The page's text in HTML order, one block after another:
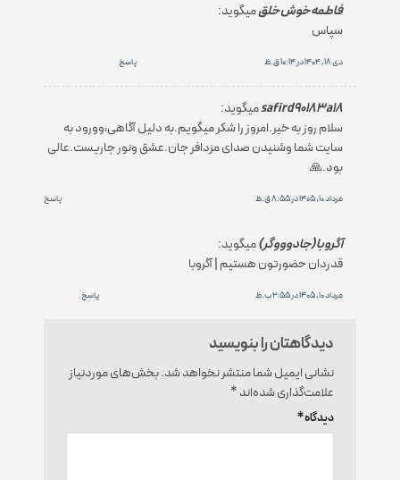
فاطمه خوش خلقمیگوید:
سپاس
دی 18, 1404 در 10:14 ق.ظ پاسخ
safird90183a18میگوید:
سلام روز به خیر.امروز را شکر میگویم.به دلیل آگاهی،وورود به
سایت شما وشنیدن صدای مزدافر جان.عشق ونور جاریست.عالی
بود.🙏
مرداد 10, 1405 در 8:55 ق.ظ پاسخ
آگروبا (جادوووگر)میگوید:
قدردان حضورتون هستیم | آگروبا
مرداد 10, 1405 در 2:55 ب.ظ پاسخ
دیدگاهتان را بنویسید
نشانی ایمیل شما منتشر نخواهد شد.بخش‌های موردنیاز
علامت‌گذاری شده‌اند*
دیدگاه*